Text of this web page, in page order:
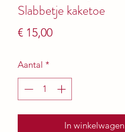
Slabbetje kaketoe
€ 15,00Prijs
Aantal *
In winkelwagen